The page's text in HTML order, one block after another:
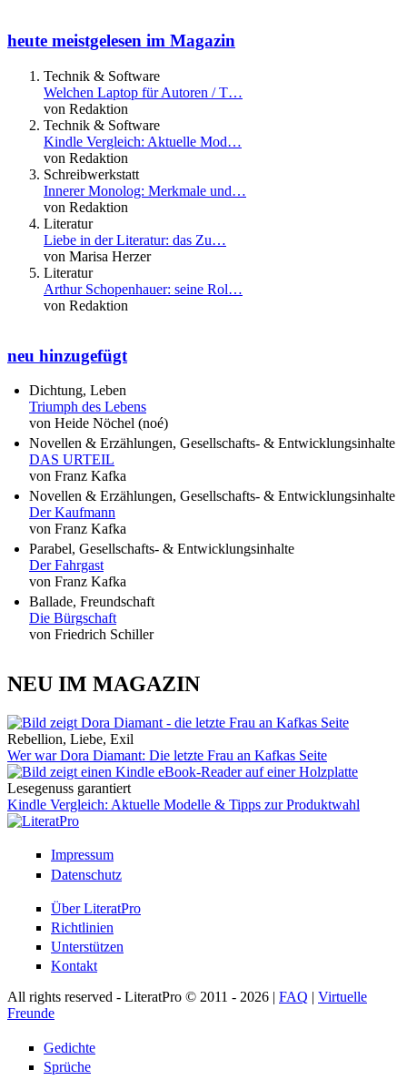
heute meistgelesen im Magazin
Technik & Software
Welchen Laptop für Autoren / T…
von Redaktion
Technik & Software
Kindle Vergleich: Aktuelle Mod…
von Redaktion
Schreibwerkstatt
Innerer Monolog: Merkmale und…
von Redaktion
Literatur
Liebe in der Literatur: das Zu…
von Marisa Herzer
Literatur
Arthur Schopenhauer: seine Rol…
von Redaktion
neu hinzugefügt
Dichtung, Leben
Triumph des Lebens
von Heide Nöchel (noé)
Novellen & Erzählungen, Gesellschafts- & Entwicklungsinhalte
DAS URTEIL
von Franz Kafka
Novellen & Erzählungen, Gesellschafts- & Entwicklungsinhalte
Der Kaufmann
von Franz Kafka
Parabel, Gesellschafts- & Entwicklungsinhalte
Der Fahrgast
von Franz Kafka
Ballade, Freundschaft
Die Bürgschaft
von Friedrich Schiller
NEU IM MAGAZIN
Rebellion, Liebe, Exil
Wer war Dora Diamant: Die letzte Frau an Kafkas Seite
Lesegenuss garantiert
Kindle Vergleich: Aktuelle Modelle & Tipps zur Produktwahl
Impressum
Datenschutz
Über LiteratPro
Richtlinien
Unterstützen
Kontakt
All rights reserved - LiteratPro © 2011 - 2026 | FAQ | Virtuelle
Freunde
Gedichte
Sprüche